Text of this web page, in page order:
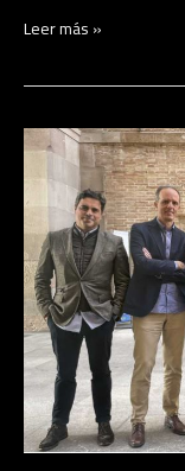
estructural
Leer más »
Kintai
cierra
una
ronda
Serie
A
de
10
millones
de
euros
liderada
por
Barlon